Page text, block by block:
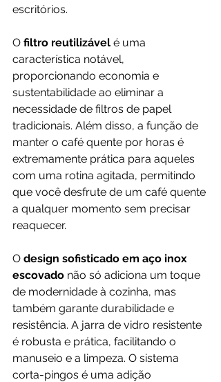
escritórios.
O filtro reutilizável é uma
característica notável,
proporcionando economia e
sustentabilidade ao eliminar a
necessidade de filtros de papel
tradicionais. Além disso, a função de
manter o café quente por horas é
extremamente prática para aqueles
com uma rotina agitada, permitindo
que você desfrute de um café quente
a qualquer momento sem precisar
reaquecer.
O design sofisticado em aço inox
escovado não só adiciona um toque
de modernidade à cozinha, mas
também garante durabilidade e
resistência. A jarra de vidro resistente
é robusta e prática, facilitando o
manuseio e a limpeza. O sistema
corta-pingos é uma adição